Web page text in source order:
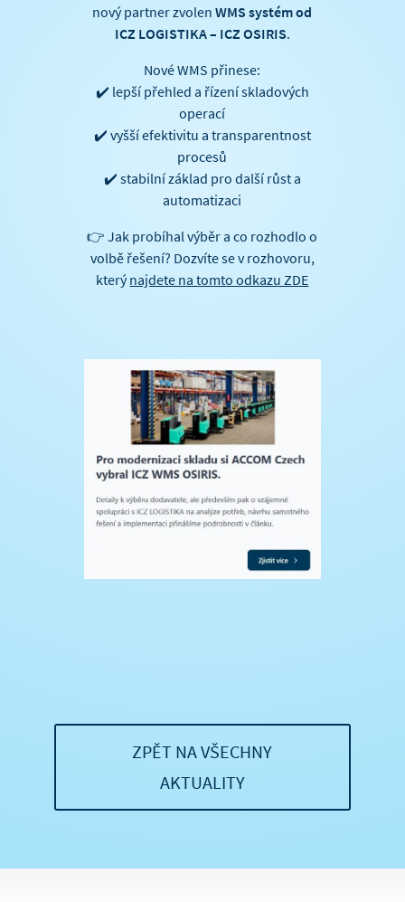
nový partner zvolenWMS systém od
ICZ LOGISTIKA – ICZ OSIRIS.
Nové WMS přinese:
✔️ lepší přehled a řízení skladových
operací
✔️ vyšší efektivitu a transparentnost
procesů
✔️ stabilní základ pro další růst a
automatizaci
👉 Jak probíhal výběr a co rozhodlo o
volbě řešení? Dozvíte se v rozhovoru,
kterýnajdete na tomto odkazu ZDE
ZPĚT NA VŠECHNY
AKTUALITY